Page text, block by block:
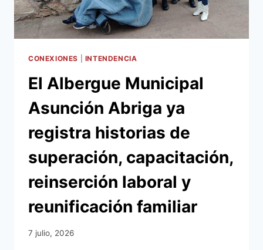
QUE
VIVIMOS
AQUÍ
POSITIVO
SOMOS
FAMILIA”
CONEXIONES INTENDENCIA
El Albergue Municipal
Asunción Abriga ya
registra historias de
superación, capacitación,
reinserción laboral y
reunificación familiar
7 julio, 2026